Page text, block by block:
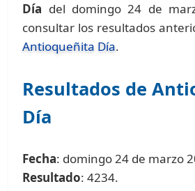
Día del domingo 24 de
consultar los resultados
Antioqueñita Día.
Resultados de
Día
Fecha: domingo 24 de marzo
Resultado: 4234.